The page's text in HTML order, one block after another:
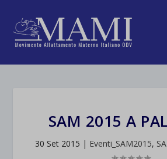
SAM 2015 A
30 Set 2015 | Eventi_SAM2015,